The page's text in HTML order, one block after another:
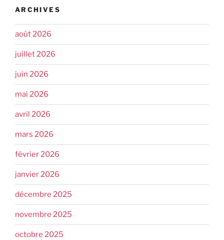
ARCHIVES
août 2026
juillet 2026
juin 2026
mai 2026
avril 2026
mars 2026
février 2026
janvier 2026
décembre 2025
novembre 2025
octobre 2025